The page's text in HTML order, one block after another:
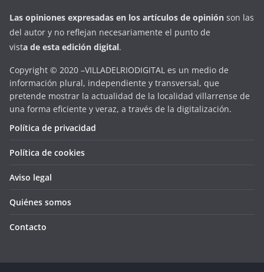
Las opiniones expresadas en los artículos de opinión son las
del autor y no reflejan necesariamente el punto de
vista de esta edición digital.
Copyright © 2020 –VILLADELRIODIGITAL es un medio de
información plural, independiente y transversal, que
pretende mostrar la actualidad de la localidad villarrense de
una forma eficiente y veraz, a través de la digitalización.
Política de privacidad
Política de cookies
Aviso legal
Quiénes somos
Contacto